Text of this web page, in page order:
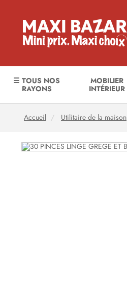
☰ TOUS NOS
RAYONS
MOBILIER
INTÉRIEUR
Accueil Utilitaire de la maison